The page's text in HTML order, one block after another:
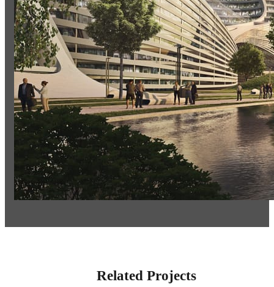
Related Projects